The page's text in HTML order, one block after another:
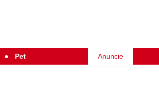
Pet Anuncie